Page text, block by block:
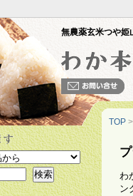
無農薬玄米つや姫
TOP
わ
ン